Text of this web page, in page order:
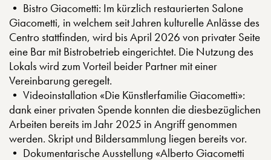
• Bistro Giacometti: Im kürzlich restaurierten Salone
Giacometti, in welchem seit Jahren kulturelle Anlässe des
Centro stattfinden, wird bis April 2026 von privater Seite
eine Bar mit Bistrobetrieb eingerichtet. Die Nutzung des
Lokals wird zum Vorteil beider Partner mit einer
Vereinbarung geregelt.
• Videoinstallation «Die Künstlerfamilie Giacometti»:
dank einer privaten Spende konnten die diesbezüglichen
Arbeiten bereits im Jahr 2025 in Angriff genommen
werden. Skript und Bildersammlung liegen bereits vor.
• Dokumentarische Ausstellung «Alberto Giacometti